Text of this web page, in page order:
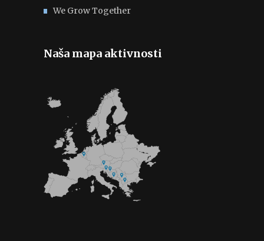
We Grow Together
Naša mapa aktivnosti